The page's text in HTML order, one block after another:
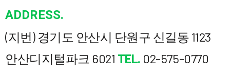
ADDRESS.
(지번) 경기도 안산시 단원구 신길동 1123
안산디지털파크 6021 TEL. 02-575-0770